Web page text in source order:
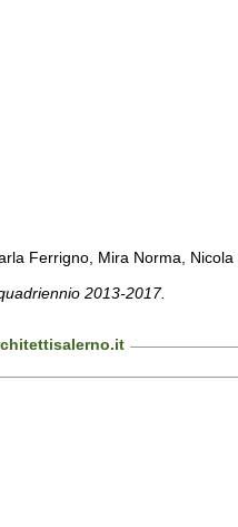
Ferrigno, Mira Norma,
2013-2017.